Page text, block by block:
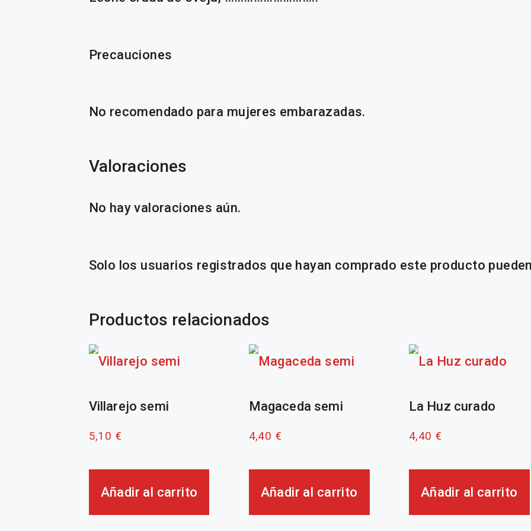
Precauciones
No recomendado para mujeres embarazadas.
Valoraciones
No hay valoraciones aún.
Solo los usuarios registrados que hayan comprado este producto
Productos relacionados
Villarejo semi
5,10 €
Añadir al carrito
Magaceda semi
4,40 €
Añadir al carrito
La Huz curado
4,40 €
Añadir al carrito